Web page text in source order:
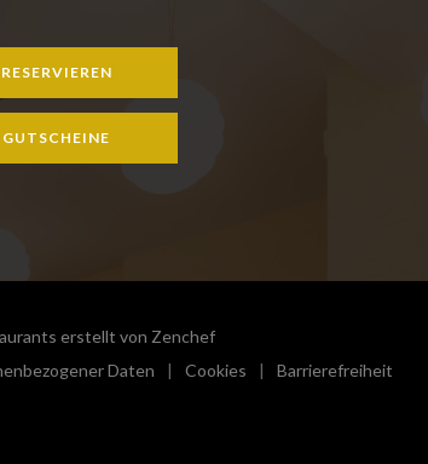
RESERVIEREN
GUTSCHEINE
erstellt von Zenchef((öffnet ein neues Fenster))
Daten
((öffnet ein neues Fenster))
Cookies
((öffnet ein neues Fenster))
Barrierefreiheit